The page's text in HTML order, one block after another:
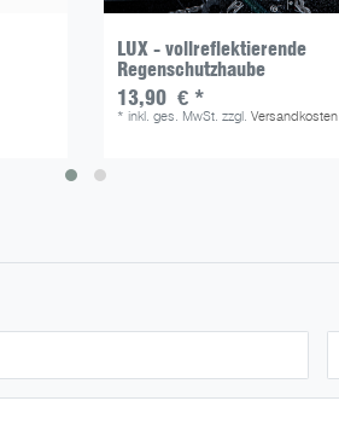
LUX - vollreflektierende
Regenschutzhaube
13,90 € *
*inkl. ges. MwSt. zzgl.Versandkosten